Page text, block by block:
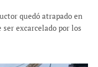
quedó atrapado en
excarcelado por los